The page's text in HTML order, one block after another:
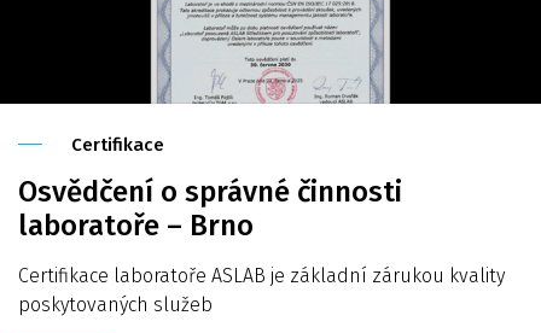
Certifikace
Osvědčení o správné činnosti
laboratoře – Brno
Certifikace laboratoře ASLAB je základní zárukou kvality
poskytovaných služeb